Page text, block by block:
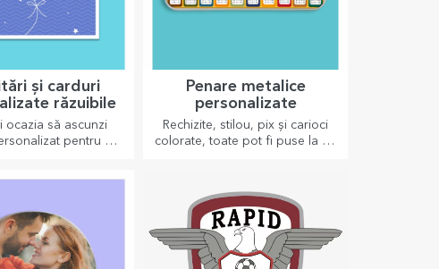
și carduri
răzuibile
ocazia să ascunzi
pentru cei
Penare metalice
personalizate
Rechizite, stilou, pix și carioci
colorate, toate pot fi puse la un